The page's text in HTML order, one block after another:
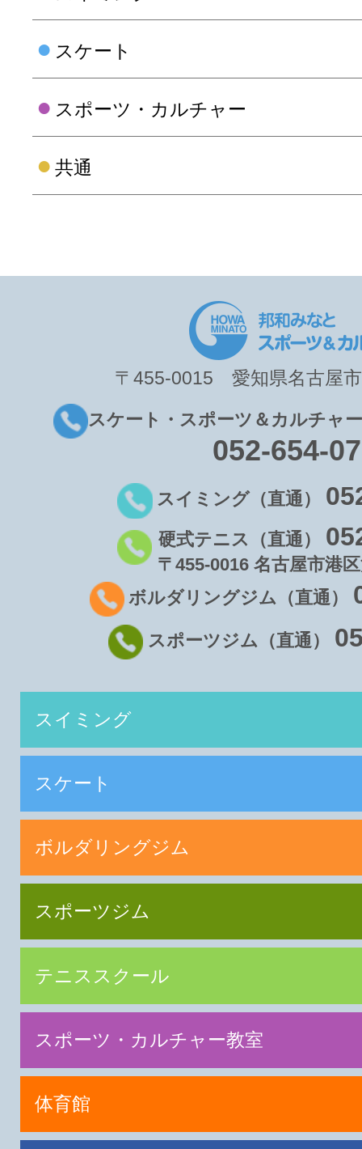
〒455-0015 愛知県名古屋
スケート・スポーツ＆カルチャ
052-654-
スイミング（直通）
硬式テニス（直通）
〒455-0016 名古屋市港
ボルダリングジム（直通）
スポーツジム（直通）
スイミング
スケート
ボルダリングジム
スポーツジム
テニススクール
スポーツ・カルチャー教室
体育館